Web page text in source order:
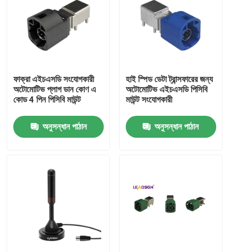
ফাক্রা এইচএসডি সংযোগকারী
অটোমোটিভ প্লাগ ডান কোণ এ
কোড 4 পিন পিসিবি মাউন্ট
অনুসন্ধান পাঠান
হাই স্পিড ডেটা ট্রান্সফারের জন্য
অটোমোটিভ এইচএসডি পিসিবি
মাউন্ট সংযোগকারী
অনুসন্ধান পাঠান